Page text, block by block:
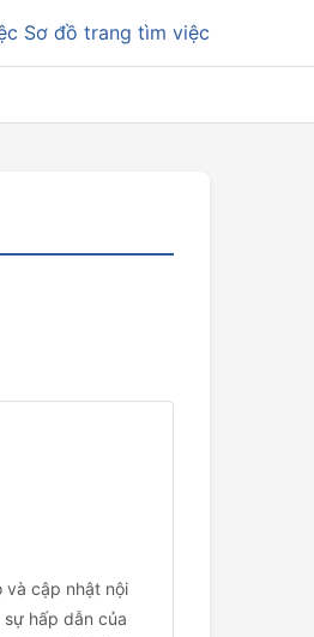
Sơ đồ trang tìm việc
cập nhật nội
hấp dẫn của